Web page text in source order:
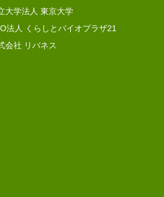
大学法人 東京大学
法人 くらしとバイオプラザ21
会社 リバネス